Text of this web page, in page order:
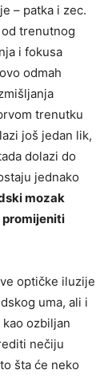
– patka i zec.
trenutnog
i fokusa
odmah
trenutku
još jedan lik,
dolazi do
jednako
mozak
promijeniti
optičke iluzije
uma, ali i
ozbiljan
nečiju
šta će neko